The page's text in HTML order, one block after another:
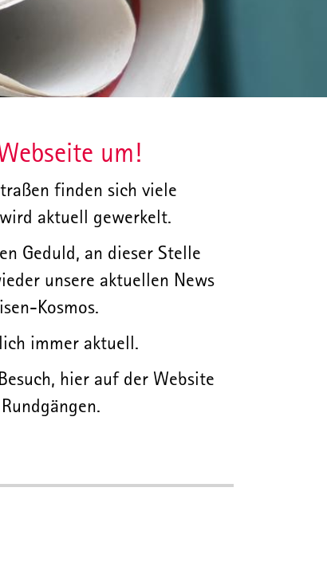
um!
finden sich viele
aktuell gewerkelt.
Geduld, an dieser Stelle
unsere aktuellen News
Kosmos.
immer aktuell.
hier auf der Website